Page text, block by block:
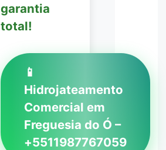
garantia
total!
📱
Hidrojateamento
Comercial em
Freguesia do Ó –
+5511987767059